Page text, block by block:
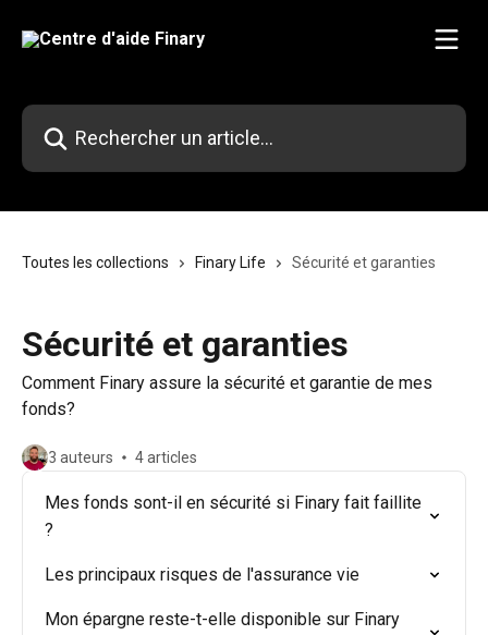
Rechercher un article...
Toutes les collections Finary Life Sécurité et garanties
Sécurité et garanties
Comment Finary assure la sécurité et garantie de mes
fonds?
3 auteurs 4 articles
Mes fonds sont-il en sécurité si Finary fait faillite
?
Les principaux risques de l'assurance vie
Mon épargne reste-t-elle disponible sur Finary